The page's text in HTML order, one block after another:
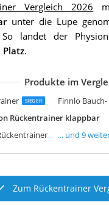
Vergleich 2026
unter die Lupe
landet der
Platz.
Produkte im
SIEGER Finnlo
Rückentrainer klappbar
Sunny
GORILLA
Hop-
Maxxus
… und 9
Zum Rückentrainer